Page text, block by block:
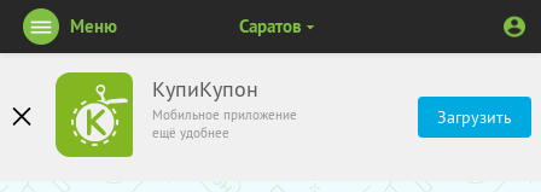
КупиКупон
Мобильное приложение
ещё удобнее
Загрузить
Меню Саратов